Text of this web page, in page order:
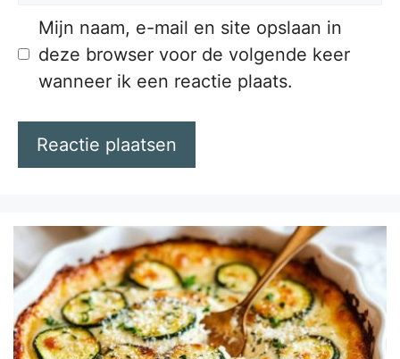
Mijn naam, e-mail en site opslaan in
deze browser voor de volgende keer
wanneer ik een reactie plaats.